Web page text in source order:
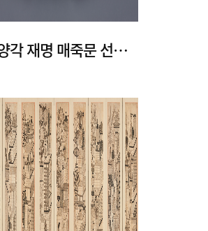
백자양각 재명 매죽문 선형 필세·필가